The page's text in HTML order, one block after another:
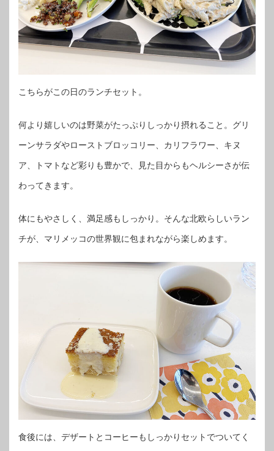
こちらがこの日のランチセット。
何より嬉しいのは野菜がたっぷりしっかり摂れること。グリ
ーンサラダやローストブロッコリー、カリフラワー、キヌ
ア、トマトなど彩りも豊かで、見た目からもヘルシーさが伝
わってきます。
体にもやさしく、満足感もしっかり。そんな北欧らしいラン
チが、マリメッコの世界観に包まれながら楽しめます。
食後には、デザートとコーヒーもしっかりセットでついてく